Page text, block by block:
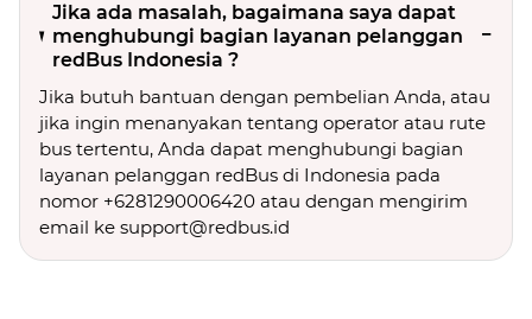
Jika ada masalah, bagaimana saya dapat
menghubungi bagian layanan pelanggan
redBus Indonesia ?
Jika butuh bantuan dengan pembelian Anda, atau
jika ingin menanyakan tentang operator atau rute
bus tertentu, Anda dapat menghubungi bagian
layanan pelanggan redBus di Indonesia pada
nomor +6281290006420 atau dengan mengirim
email ke support@redbus.id